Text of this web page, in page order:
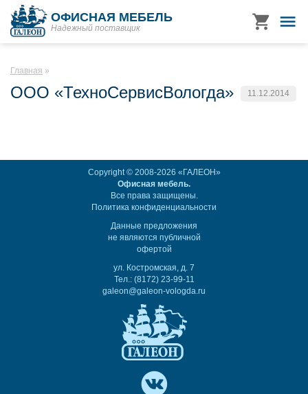
ОФИСНАЯ МЕБЕЛЬ
Надежный поставщик
Главная
ООО «ТехноСервисВологда» 11.12.2014
Copyright © 2008-2026 «ГАЛЕОН»
Офисная мебель.
Все права защищены.
Политика конфиденциальности
Данные предложения
не являются публичной
офертой
ул. Костромская, д. 7
Тел.: (8172) 23-99-11
galeon@galeon-vologda.ru